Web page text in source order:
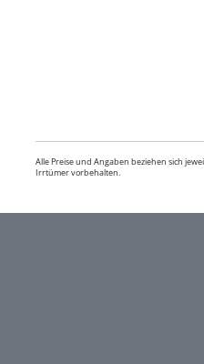
Alle Preise und Angaben beziehen sich
Irrtümer vorbehalten.